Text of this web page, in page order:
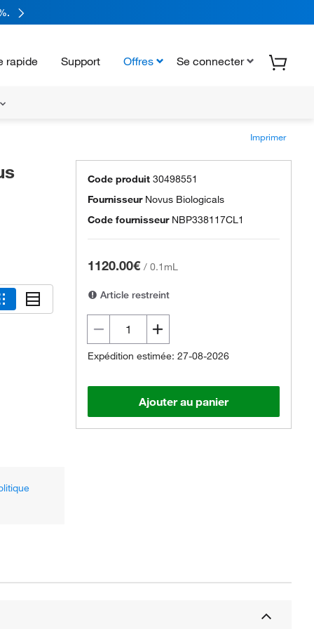
rapide Support Offres Se connecter
Imprimer
Code produit 30498551
Fournisseur Novus Biologicals
Code fournisseur NBP338117CL1
1120.00€ / 0.1mL
Article restreint
Expédition estimée: 27-08-2026
Ajouter au panier